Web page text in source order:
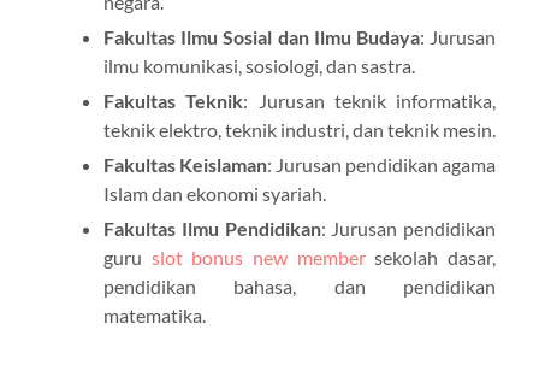
Fakultas Ilmu Sosial dan Ilmu Budaya: Jurusan
ilmu komunikasi, sosiologi, dan sastra.
Fakultas Teknik: Jurusan teknik informatika,
teknik elektro, teknik industri, dan teknik mesin.
Fakultas Keislaman: Jurusan pendidikan agama
Islam dan ekonomi syariah.
Fakultas Ilmu Pendidikan: Jurusan pendidikan
guru slot bonus new membersekolah dasar,
pendidikan bahasa, dan pendidikan
matematika.